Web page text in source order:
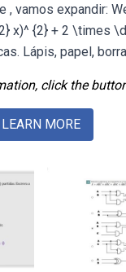
, vamos expandir:
x)^ {2} + 2 \times
Lápis, papel,
click the
LEARN MORE